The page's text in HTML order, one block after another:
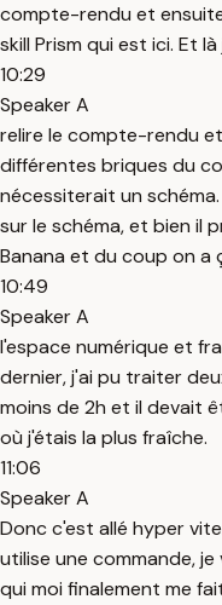
compte-rendu et
skill Prism qui est ici. Et
10:29
Speaker A
relire le compte-rendu
différentes briques du
nécessiterait un
sur le schéma, et bien il
Banana et du coup on a
10:49
Speaker A
l'espace numérique et
dernier, j'ai pu traiter
moins de 2h et il devait
où j'étais la plus fraîche.
11:06
Speaker A
Donc c'est allé hyper
utilise une commande,
qui moi finalement me